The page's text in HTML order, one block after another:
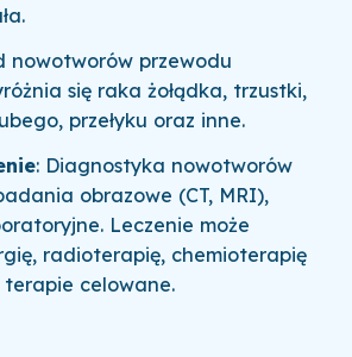
nowotworów przewodu
się raka żołądka, trzustki,
przełyku oraz inne.
: Diagnostyka nowotworów
obrazowe (CT, MRI),
Leczenie może
radioterapię, chemioterapię
terapie celowane.